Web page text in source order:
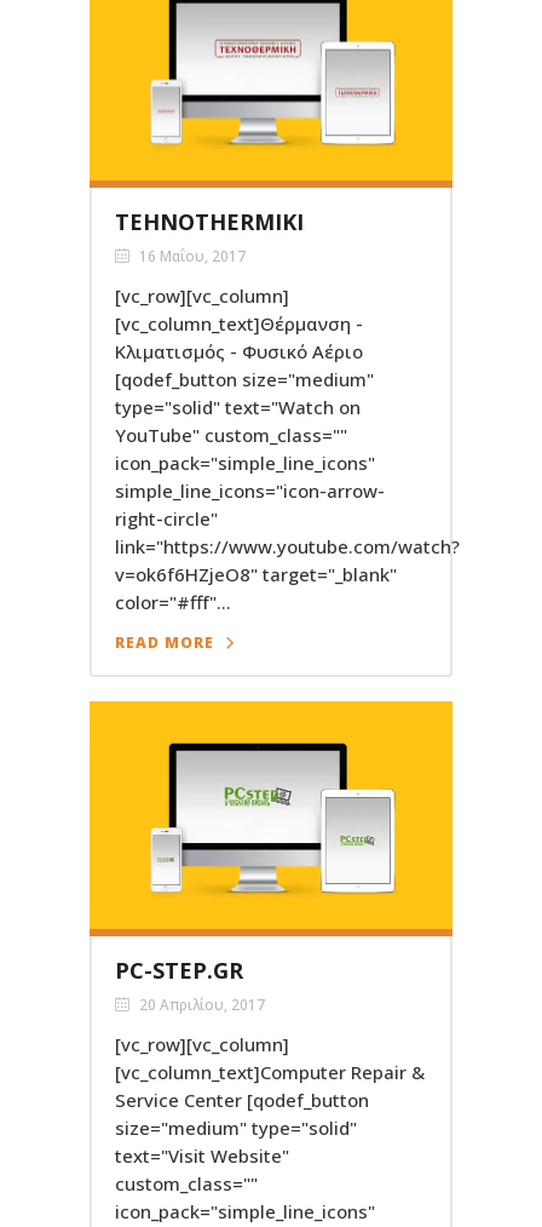
TEHNOTHERMIKI
16 Μαΐου, 2017
[vc_row][vc_column]
[vc_column_text]Θέρμανση -
Κλιματισμός - Φυσικό Αέριο
[qodef_button size="medium"
type="solid" text="Watch on
YouTube" custom_class=""
icon_pack="simple_line_icons"
simple_line_icons="icon-arrow-
right-circle"
link="https://www.youtube.com/watch?
v=ok6f6HZjeO8" target="_blank"
color="#fff"...
READ MORE
PC-STEP.GR
20 Απριλίου, 2017
[vc_row][vc_column]
[vc_column_text]Computer Repair &
Service Center [qodef_button
size="medium" type="solid"
text="Visit Website"
custom_class=""
icon_pack="simple_line_icons"